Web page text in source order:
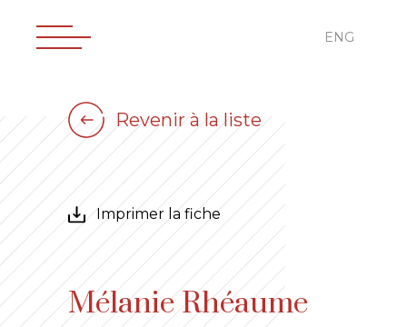
ENG
Revenir à la liste
Imprimer la fiche
Mélanie Rhéaume